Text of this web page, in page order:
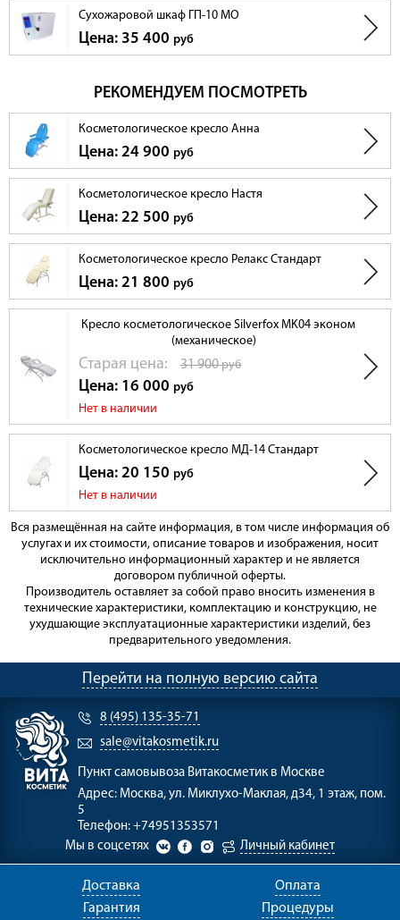
Сухожаровой шкаф ГП-10 МО
Цена: 35 400 руб
РЕКОМЕНДУЕМ ПОСМОТРЕТЬ
Косметологическое кресло Анна
Цена: 24 900 руб
Косметологическое кресло Настя
Цена: 22 500 руб
Косметологическое кресло Релакс Стандарт
Цена: 21 800 руб
Кресло косметологическое Silverfox MK04 эконом
(механическое)
Cтарая цена: 31 900руб
Цена: 16 000 руб
Нет в наличии
Косметологическое кресло МД-14 Стандарт
Цена: 20 150 руб
Нет в наличии
Вся размещённая на сайте информация, в том числе информация об
услугах и их стоимости, описание товаров и изображения, носит
исключительно информационный характер и не является
договором публичной оферты.
Производитель оставляет за собой право вносить изменения в
технические характеристики, комплектацию и конструкцию, не
ухудшающие эксплуатационные характеристики изделий, без
предварительного уведомления.
Перейти на полную версию сайта
8 (495) 135-35-71
sale@vitakosmetik.ru
Пункт самовывоза Витакосметик в Москве
Адрес: Москва, ул. Миклухо-Маклая, д34, 1 этаж, пом.
5
Телефон: +74951353571
Мы в соцсетях
Личный кабинет
Доставка
Оплата
Гарантия
Процедуры